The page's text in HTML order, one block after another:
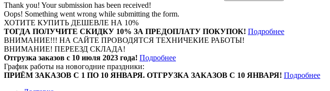
Thank you! Your submission has been received!
Oops! Something went wrong while submitting the form.
ХОТИТЕ КУПИТЬ ДЕШЕВЛЕ НА 10%
ТОГДА ПОЛУЧИТЕ СКИДКУ 10% ЗА ПРЕДОПЛАТУ ПОКУПОК! Подробнее
ВНИМАНИЕ!!! НА САЙТЕ ПРОВОДЯТСЯ ТЕХНИЧЕКИЕ РАБОТЫ!
ВНИМАНИЕ! ПЕРЕЕЗД СКЛАДА!
Отгрузка заказов с 10 июля 2023 года! Подробнее
График работы на новогодние праздники:
ПРИЁМ ЗАКАЗОВ С 1 ПО 10 ЯНВАРЯ. ОТГРУЗКА ЗАКАЗОВ С 10 ЯНВАРЯ! Подробнее